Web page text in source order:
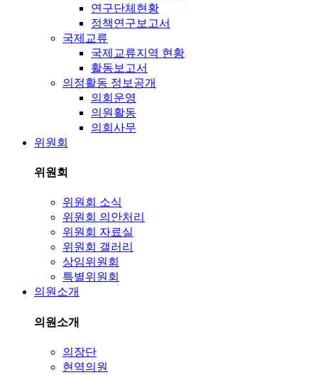
연구단체현황
정책연구보고서
국제교류
국제교류지역 현황
활동보고서
의정활동 정보공개
의회운영
의원활동
의회사무
위원회
위원회
위원회 소식
위원회 의안처리
위원회 자료실
위원회 갤러리
상임위원회
특별위원회
의원소개
의원소개
의장단
현역의원